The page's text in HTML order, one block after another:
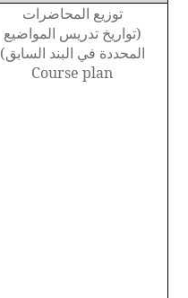
توزيع المحاضرات
(تواريخ تدريس المواضيع
المحددة في البند السابق)
Course plan